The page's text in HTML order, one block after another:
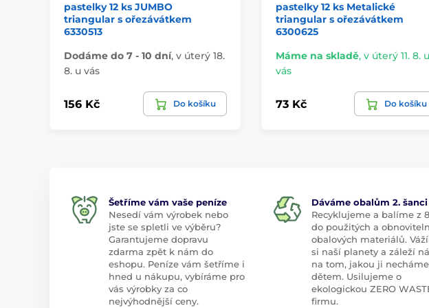
pastelky 12 ks JUMBO
triangular s ořezávátkem
6330513
Dodáme do 7 - 10 dní, v úterý 18.
8. u vás
156 Kč Do košíku
pastelky 12 ks Metalické
triangular s ořezávátkem
6300625
Máme na skladě, v úterý 11. 8. u
vás
73 Kč Do košíku
Šetříme vám vaše peníze
Nesedí vám výrobek nebo
jste se spletli ve výběru?
Garantujeme dopravu
zdarma zpět k nám do
eshopu. Peníze vám šetříme i
hned u nákupu, vybíráme pro
vás výrobky za co
nejvýhodnější ceny.
Dáváme obalům 2. šanci
Recyklujeme a balíme z
do použitých a
obalových materiálů.
si naší planety a záleží
na tom, jakou ji necháme
dětem. Usilujeme o
ekologickou ZERO
firmu.